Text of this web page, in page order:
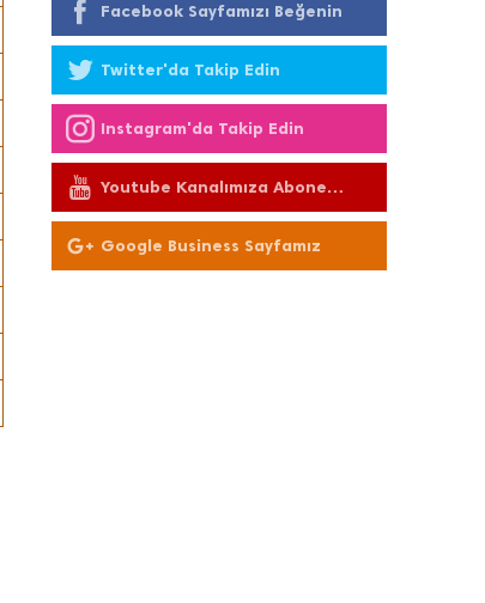
Facebook Sayfamızı Beğenin
Twitter'da Takip Edin
Instagram'da Takip Edin
Youtube Kanalımıza Abone
Olun
Google Business Sayfamız